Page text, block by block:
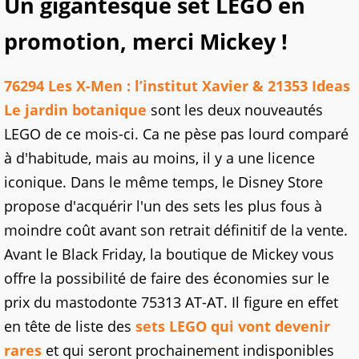
promotion, merci Mickey !
76294 Les X-Men : l’institut Xavier & 21353 Ideas
Le jardin botanique sont les deux nouveautés
LEGO de ce mois-ci. Ca ne pèse pas lourd comparé
à d'habitude, mais au moins, il y a une licence
iconique. Dans le même temps, le Disney Store
propose d'acquérir l'un des sets les plus fous à
moindre coût avant son retrait définitif de la vente.
Avant le Black Friday, la boutique de Mickey vous
offre la possibilité de faire des économies sur le
prix du mastodonte 75313 AT-AT. Il figure en effet
en tête de liste des sets LEGO qui vont devenir
rares et qui seront prochainement indisponibles